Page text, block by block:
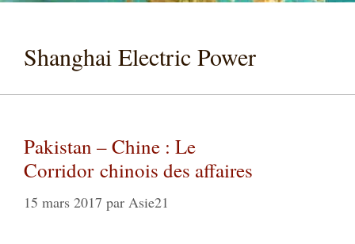
Shanghai Electric Power
Pakistan – Chine : Le
Corridor chinois des affaires
15 mars 2017 par Asie21